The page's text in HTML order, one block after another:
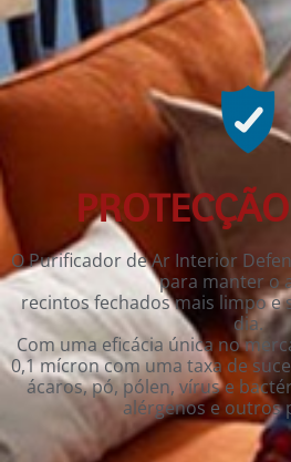
O Purificador de Ar Interior
para manter o
recintos fechados mais limpo e
dia.
Com uma eficácia única no
0,1 mícron com uma taxa de
ácaros, pó, pólen, vírus e
alérgenos e outros